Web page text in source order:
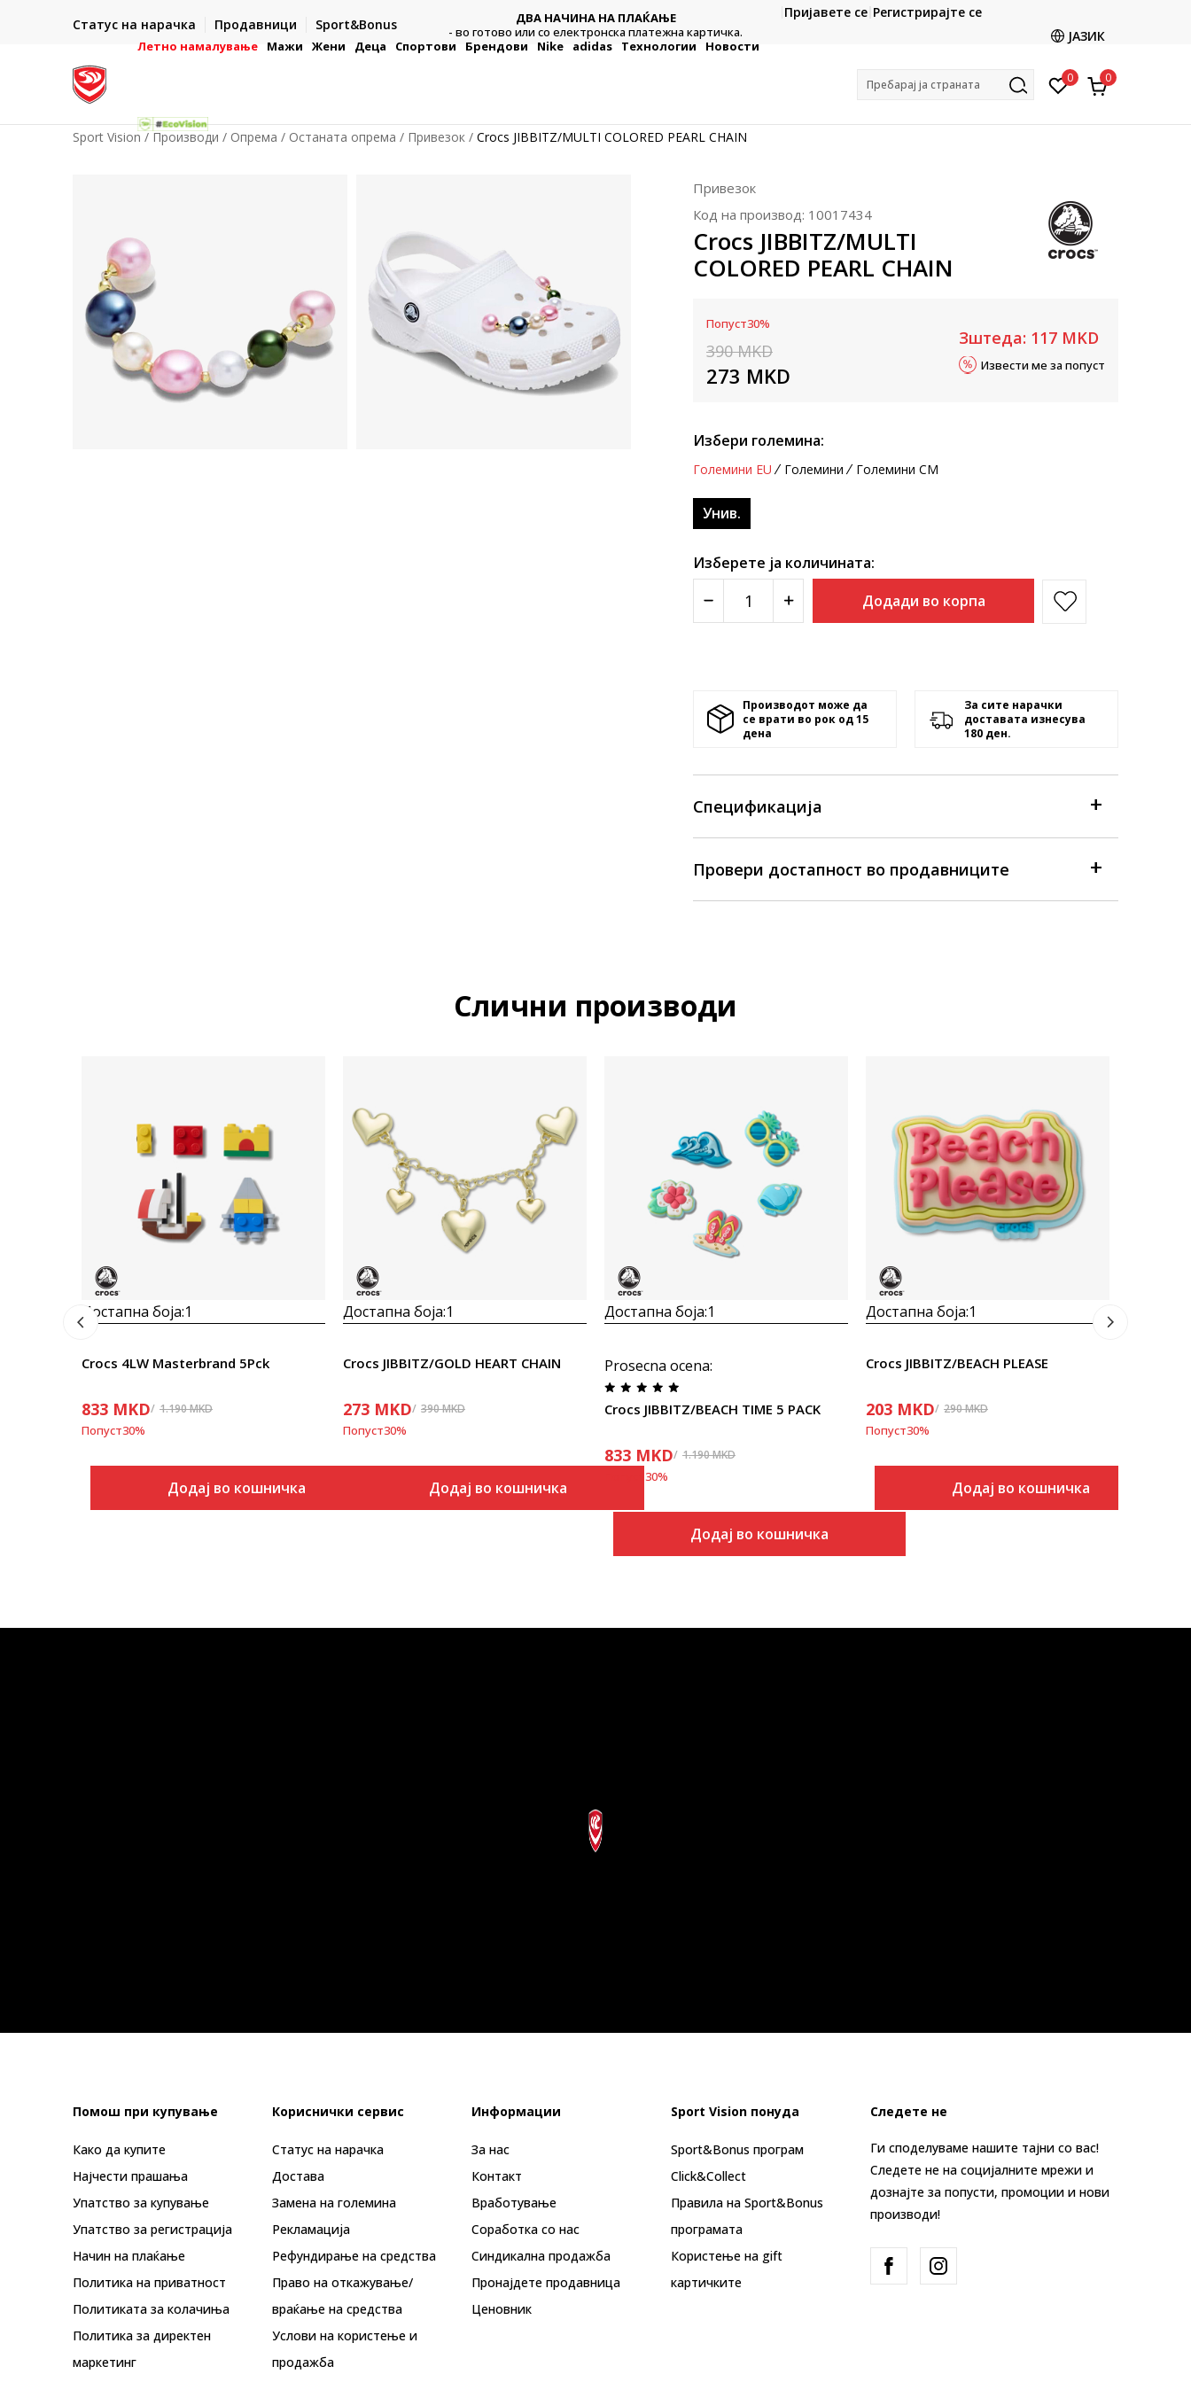
Статус на нарачка Продавници Sport&Bonus
- на сите нарачки во готово или со електронска платежна
ДВА НАЧИНА НА ПЛАЌАЊЕ
- во готово или со електронска платежна картичка.
CLICK & COLLECT
Платете со картичка online и подигнете во продавницата
Пријавете се Регистрирајте се
ЈАЗИК
Летно намалување Мажи Жени Деца Спортови Брендови Nike adidas Технологии Новости
Пребарај ја страната 0 0
Sport Vision Производи Опрема Останата опрема Привезок Crocs JIBBITZ/MULTI COLORED PEARL CHAIN
Привезок
Код на производ: 10017434
Crocs JIBBITZ/MULTI
COLORED PEARL CHAIN
Попуст30%
390 MKD
273 MKD
Зштеда: 117 MKD
Извести ме за попуст
Избери големина:
Големини EU Големини Големини CM
Унив.
Изберете ја количината:
Додади во корпа
Производот може да
се врати во рок од 15
денa
За сите нарачки
доставата изнесува
180 ден.
Спецификација
Провери достапност во продавниците
Слични производи
Достапна боја:1
Crocs 4LW Masterbrand 5Pck
833 MKD 1.190MKD
Попуст30%
Додај во кошничка
Достапна боја:1
Crocs JIBBITZ/GOLD HEART CHAIN
273 MKD 390MKD
Попуст30%
Додај во кошничка
Достапна боја:1
Prosecna ocena:
Crocs JIBBITZ/BEACH TIME 5 PACK
833 MKD 1.190MKD
30%
Додај во кошничка
Достапна боја:1
Crocs JIBBITZ/BEACH PLEASE
203 MKD 290MKD
Попуст30%
Додај во кошничка
Помош при купување
Како да купите
Најчести прашања
Упатство за купување
Упатство за регистрација
Начин на плаќање
Политика на приватност
Политиката за колачиња
Политика за директен
маркетинг
Кориснички сервис
Статус на нарачка
Достава
Замена на големина
Рекламациja
Рефундирање на средства
Право на откажување/
враќање на средства
Услови на користење и
продажба
Информации
За нас
Контакт
Вработување
Соработка со нас
Синдикална продажба
Пронајдете продавница
Ценовник
Sport Vision понуда
Sport&Bonus програм
Click&Collect
Правила на Sport&Bonus
програмата
Користење на gift
картичките
Следете не
Ги споделуваме нашите тајни со вас!
Следете не на социјалните мрежи и
дознајте за попусти, промоции и нови
производи!